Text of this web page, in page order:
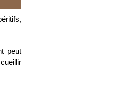
peut